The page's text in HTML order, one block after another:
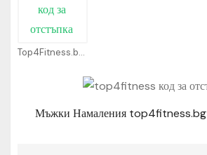
Top4Fitness.bg Coupons
Мъжки Намаления top4fitness.bg